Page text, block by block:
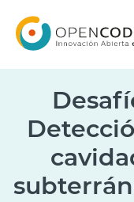
Propiedad
Conecta